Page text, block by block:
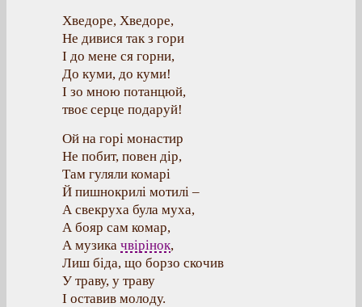
Хведоре, Хведоре,
Не дивися так з гори
І до мене ся горни,
До куми, до куми!
І зо мною потанцюй,
твоє серце подаруй!
Ой на горі монастир
Не побит, повен дір,
Там гуляли комарі
Й пишнокрилі мотилі –
А свекруха була муха,
А бояр сам комар,
А музика чвірінок,
Лиш біда, що борзо скочив
У траву, у траву
І оставив молоду.